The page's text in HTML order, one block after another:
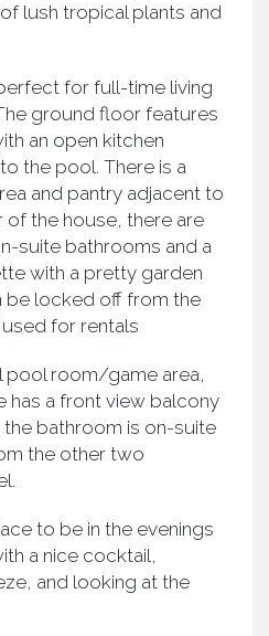
lush tropical plants and
for full-time living
ground floor features
an open kitchen
the pool. There is a
and pantry adjacent to
of the house, there are
suite bathrooms and a
with a pretty garden
be locked off from the
for rentals
pool room/game area,
has a front view balcony
bathroom is on-suite
the other two
to be in the evenings
a nice cocktail,
and looking at the